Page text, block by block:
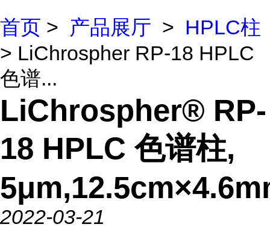
首页 > 产品展厅 > HPLC柱
> LiChrospher RP-18 HPLC
色谱...
LiChrospher® RP-
18 HPLC 色谱柱,
2022-03-21